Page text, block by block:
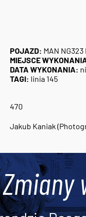
POJAZD: MAN
MIEJSCE
DATA WYKONANIA:
TAGI: linia 145
470
Jakub Kaniak